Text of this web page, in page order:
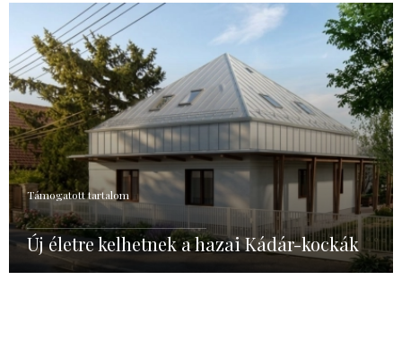
Támogatott tartalom
Új életre kelhetnek a hazai Kádár-kockák